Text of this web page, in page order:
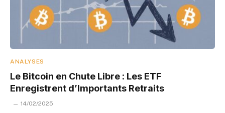
ANALYSES
Le Bitcoin en Chute Libre : Les ETF
Enregistrent d’Importants Retraits
14/02/2025